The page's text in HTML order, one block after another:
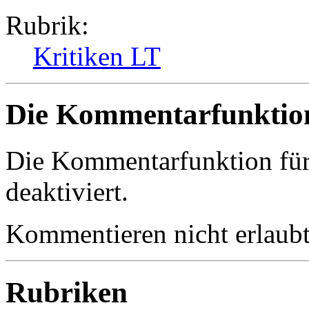
Rubrik:
Kritiken LT
Die
Die Kommentarfunktion
deaktiviert.
Kommentieren nicht
Rubriken